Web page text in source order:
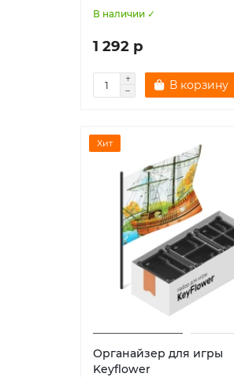
В наличии ✓
1 292 р
В корзину
Хит
Органайзер для игры
Keyflower